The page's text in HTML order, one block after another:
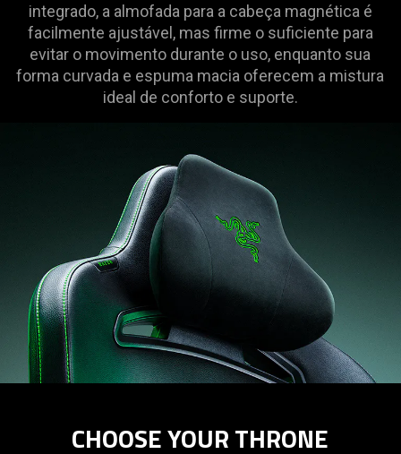
integrado, a almofada para a cabeça magnética é
facilmente ajustável, mas firme o suficiente para
evitar o movimento durante o uso, enquanto sua
forma curvada e espuma macia oferecem a mistura
ideal de conforto e suporte.
CHOOSE YOUR THRONE